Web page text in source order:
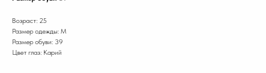
Возраст: 25
Размер одежды: M
Размер обуви: 39
Цвет глаз: Карий